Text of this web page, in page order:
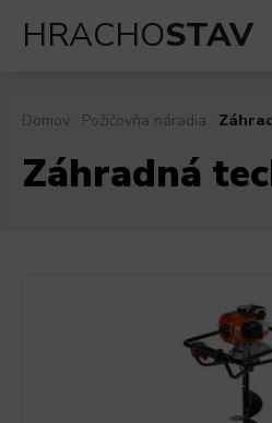
HRACHOSTAV
Domov Požičovňa náradia
Záhradná